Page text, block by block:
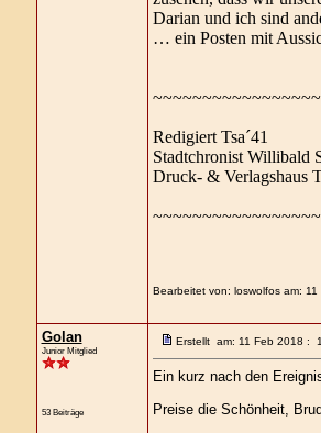
Darian und ich sind
… ein Posten mit
Redigiert Tsa´41
Stadtchronist Willibald
Druck- & Verlagshaus
Bearbeitet von: loswolfos am:
Golan
Junior Mitglied
53 Beiträge
Erstellt am: 11 Feb 2018 :
Ein kurz nach den
Preise die Schönheit,